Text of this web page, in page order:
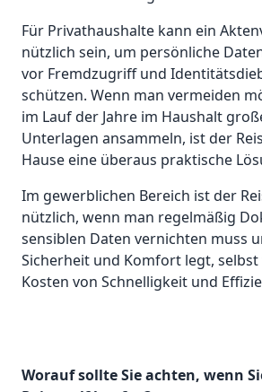
Für Privathaushalte kann ein
nützlich sein, um persönliche
vor Fremdzugriff und
schützen. Wenn man vermeiden
im Lauf der Jahre im Haushalt
Unterlagen ansammeln, ist der
Hause eine überaus praktische
Im gewerblichen Bereich ist der
nützlich, wenn man regelmäßig
sensiblen Daten vernichten muss
Sicherheit und Komfort legt,
Kosten von Schnelligkeit und
Worauf sollte Sie achten, wenn